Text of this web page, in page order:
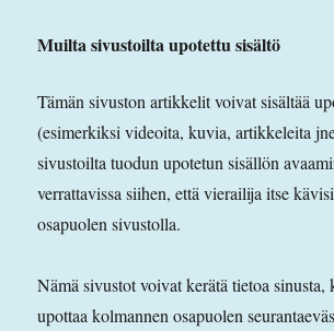
Muilta sivustoilta upotettu sisältö
Tämän sivuston artikkelit voivat sisältää
(esimerkiksi videoita, kuvia, artikkeleita
sivustoilta tuodun upotetun sisällön
verrattavissa siihen, että vierailija itse
osapuolen sivustolla.
Nämä sivustot voivat kerätä tietoa sinusta,
upottaa kolmannen osapuolen